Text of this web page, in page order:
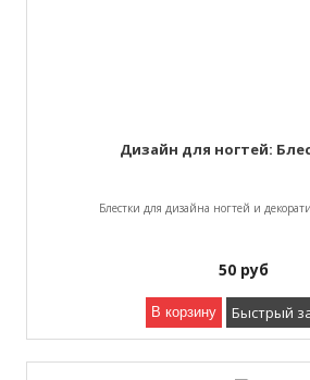
Дизайн для ногтей:
Блестки для дизайна ногтей и
50 руб
В корзину Быстрый